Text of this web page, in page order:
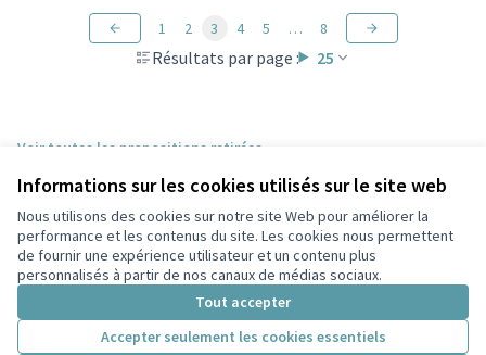
Informations sur les cookies utilisés sur le site web
Nous utilisons des cookies sur notre site Web pour améliorer la
performance et les contenus du site. Les cookies nous permettent
de fournir une expérience utilisateur et un contenu plus
personnalisés à partir de nos canaux de médias sociaux.
Tout accepter
Accepter seulement les cookies essentiels
Résultats par page : 25
1 2 3 4 5 … 8
Voir toutes les propositions retirées
Conditions d'utilisation
Paramètres des cookies
Participez Villeurbanne sur X
(Lien externe)
Participez Villeurbanne sur Facebook
Participez Villeurbanne sur Instagram
Participez Villeurbanne sur YouTube
(Lien externe)